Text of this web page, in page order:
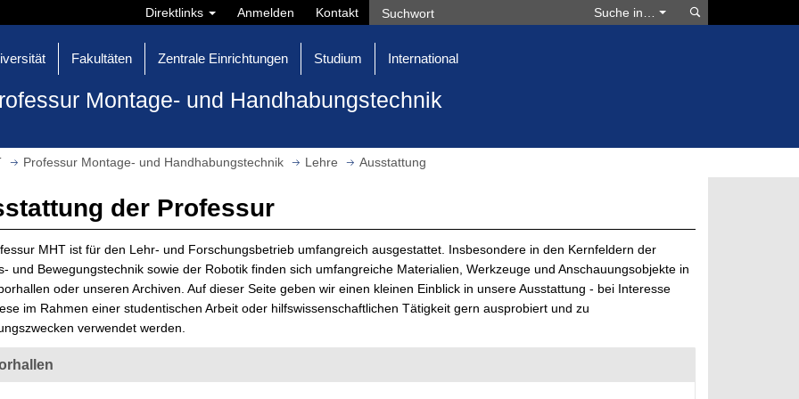
Direktlinks Anmelden Kontakt Suche in…
Fakultäten Zentrale Einrichtungen Studium International
Montage- und Handhabungstechnik
Professur Montage- und Handhabungstechnik Lehre Ausstattung
der Professur
MHT ist für den Lehr- und Forschungsbetrieb umfangreich ausgestattet. Insbesondere in den Kernfeldern der
und Bewegungstechnik sowie der Robotik finden sich umfangreiche Materialien, Werkzeuge und Anschauungsobjekte in
oder unseren Archiven. Auf dieser Seite geben wir einen kleinen Einblick in unsere Ausstattung - bei Interesse
im Rahmen einer studentischen Arbeit oder hilfswissenschaftlichen Tätigkeit gern ausprobiert und zu
verwendet werden.